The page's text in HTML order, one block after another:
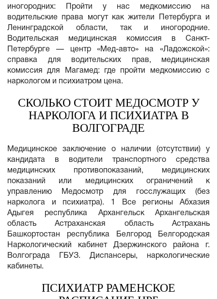
иногородних: Пройти у нас медкомиссию на
водительские права могут как жители Петербурга и
Ленинградской области, так и иногородние.
Водительская медицинская комиссия в Санкт-
Петербурге — центр «Мед-авто» на «Ладожской»:
справка для водительских прав, медицинская
комиссия для Магамед: где пройти медкомиссию с
наркологом и психиатром цена.
СКОЛЬКО СТОИТ МЕДОСМОТР У
НАРКОЛОГА И ПСИХИАТРА В
ВОЛГОГРАДЕ
Медицинское заключение о наличии (отсутствии) у
кандидата в водители транспортного средства
медицинских противопоказаний, медицинских
показаний или медицинских ограничений к
управлению Медосмотр для госслужащих (без
нарколога и психиатра). 1 Все регионы Абхазия
Адыгея республика Архангельск Архангельская
область Астраханская область Астрахань
Башкортостан республика Белгород Белгородская
Наркологический кабинет Дзержинского района г.
Волгограда ГБУЗ. Диспансеры, наркологические
кабинеты.
ПСИХИАТР РАМЕНСКОЕ